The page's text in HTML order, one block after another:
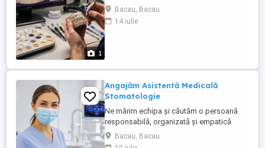
1
dedicat pentru a se alătura echipei
noastre moderne. Salariu: între 3000 5000
euro (în funcție de experiență și
Bacau, Bacau
14 iulie
Angajăm Asistentă Medicală
Stomatologie
Ne mărim echipa și căutăm o persoană
responsabilă, organizată și empatică
pentru postul de Asistentă Medicală în
Stomatologie. Cerințe: Diplomă de
Bacau, Bacau